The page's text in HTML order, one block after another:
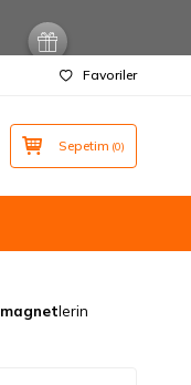
Favoriler
Sepetim (0)
magnetlerin